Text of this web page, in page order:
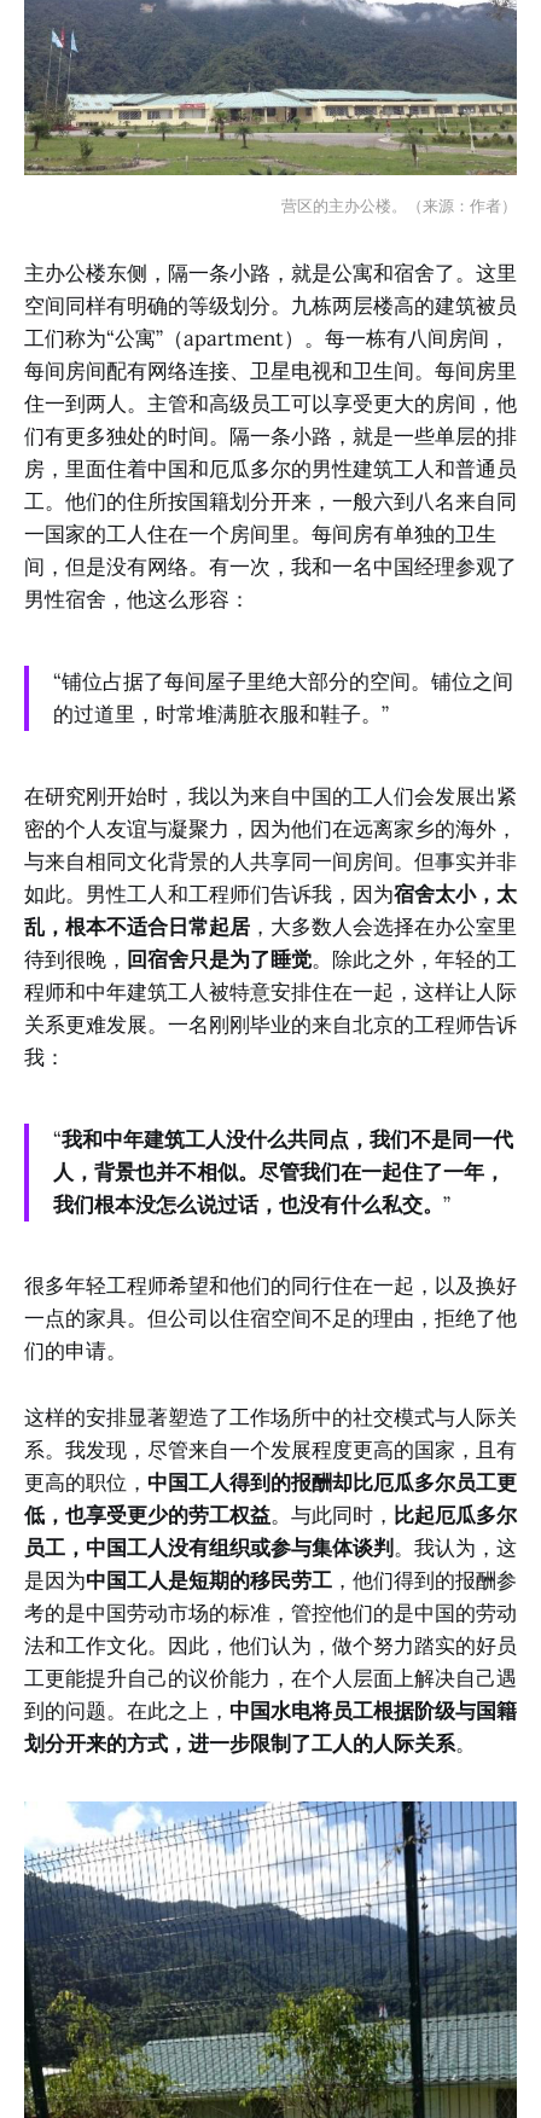
营区的主办公楼。（来源：作者）
主办公楼东侧，隔一条小路，就是公寓和宿舍了。这里
空间同样有明确的等级划分。九栋两层楼高的建筑被员
工们称为“公寓”（apartment）。每一栋有八间房间，
每间房间配有网络连接、卫星电视和卫生间。每间房里
住一到两人。主管和高级员工可以享受更大的房间，他
们有更多独处的时间。隔一条小路，就是一些单层的排
房，里面住着中国和厄瓜多尔的男性建筑工人和普通员
工。他们的住所按国籍划分开来，一般六到八名来自同
一国家的工人住在一个房间里。每间房有单独的卫生
间，但是没有网络。有一次，我和一名中国经理参观了
男性宿舍，他这么形容：
“铺位占据了每间屋子里绝大部分的空间。铺位之间
的过道里，时常堆满脏衣服和鞋子。”
在研究刚开始时，我以为来自中国的工人们会发展出紧
密的个人友谊与凝聚力，因为他们在远离家乡的海外，
与来自相同文化背景的人共享同一间房间。但事实并非
如此。男性工人和工程师们告诉我，因为宿舍太小，太
乱，根本不适合日常起居 ，大多数人会选择在办公室里
待到很晚， 回宿舍只是为了睡觉。除此之外，年轻的工
程师和中年建筑工人被特意安排住在一起，这样让人际
关系更难发展。一名刚刚毕业的来自北京的工程师告诉
我：
“我和中年建筑工人没什么共同点，我们不是同一代
人，背景也并不相似。尽管我们在一起住了一年，
我们根本没怎么说过话，也没有什么私交。 ”
很多年轻工程师希望和他们的同行住在一起，以及换好
一点的家具。但公司以住宿空间不足的理由，拒绝了他
们的申请。
这样的安排显著塑造了工作场所中的社交模式与人际关
系。我发现，尽管来自一个发展程度更高的国家，且有
更高的职位， 中国工人得到的报酬却比厄瓜多尔员工更
低，也享受更少的劳工权益。与此同时， 比起厄瓜多尔
员工，中国工人没有组织或参与集体谈判。我认为，这
是因为中国工人是短期的移民劳工 ，他们得到的报酬参
考的是中国劳动市场的标准，管控他们的是中国的劳动
法和工作文化。因此，他们认为，做个努力踏实的好员
工更能提升自己的议价能力，在个人层面上解决自己遇
到的问题。在此之上， 中国水电将员工根据阶级与国籍
划分开来的方式，进一步限制了工人的人际关系。